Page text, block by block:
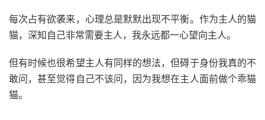
每次占有欲袭来，心理总是默默出现不平衡。作为主人的猫
猫，深知自己非常需要主人，我永远都一心望向主人。
但有时候也很希望主人有同样的想法，但碍于身份我真的不
敢问，甚至觉得自己不该问，因为我想在主人面前做个乖猫
猫。